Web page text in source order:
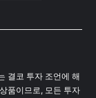
결코 투자 조언에 해
품이므로, 모든 투자